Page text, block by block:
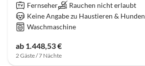
Fernseher
Rauchen nicht erlaubt
Keine Angabe zu Haustieren & Hunden
Waschmaschine
ab 1.448,53 €
2 Gäste / 7 Nächte